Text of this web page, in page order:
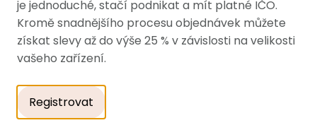
je jednoduché, stačí podnikat a mít platné IČO.
Kromě snadnějšího procesu objednávek můžete
získat slevy až do výše 25 % v závislosti na velikosti
vašeho zařízení.
Registrovat